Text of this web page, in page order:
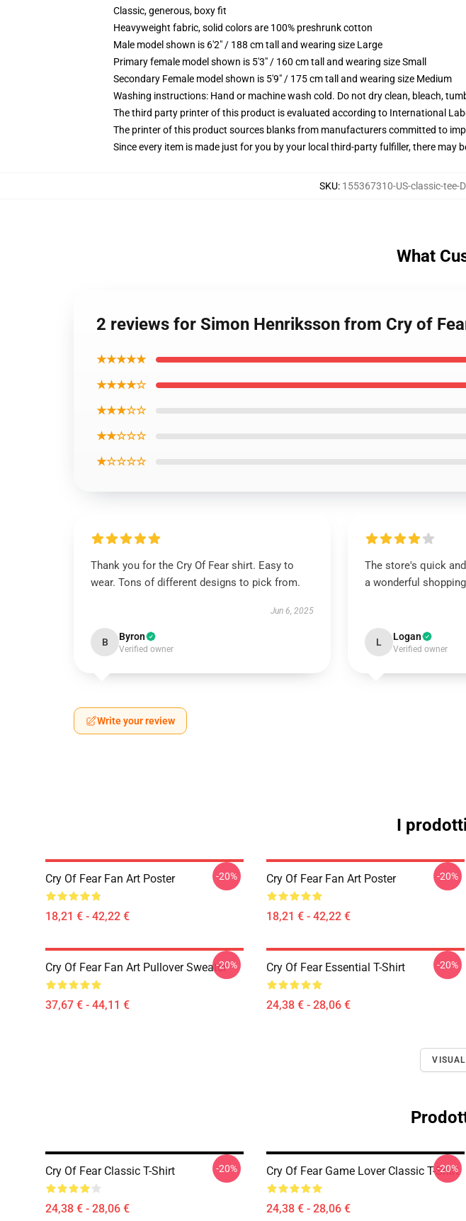
Classic, generous, boxy fit
Heavyweight fabric, solid colors are 100% preshrunk cotton
Male model shown is 6'2" / 188 cm tall and wearing size Large
Primary female model shown is 5'3" / 160 cm tall and wearing size Small
Secondary Female model shown is 5'9" / 175 cm tall and wearing size Medium
Washing instructions: Hand or machine wash cold. Do not dry clean, bleach,
The third party printer of this product is evaluated according to International
The printer of this product sources blanks from manufacturers committed to
Since every item is made just for you by your local third-party fulfiller, there may
SKU: 155367310-US-classic-tee-
What
2 reviews for Simon Henriksson from Cry of
★★★★★
★★★★☆
★★★☆☆
★★☆☆☆
★☆☆☆☆
Thank you for the Cry Of Fear shirt. Easy to
wear. Tons of different designs to pick from.
Jun 6, 2025
B Byron
Verified owner
The store's quick
a wonderful
L Logan
Verified owner
Write your review
I
Cry Of Fear Fan Art Poster
18,21 € - 42,22 €
-20% Cry Of Fear Fan Art Poster
18,21 € - 42,22 €
-20%
Cry Of Fear Fan Art Pullover Sweater
37,67 € - 44,11 €
-20% Cry Of Fear Essential T-Shirt
24,38 € - 28,06 €
-20%
Cry Of Fear Classic T-Shirt
24,38 € - 28,06 €
-20% Cry Of Fear Game Lover Classic T-Shirt
24,38 € - 28,06 €
-20%